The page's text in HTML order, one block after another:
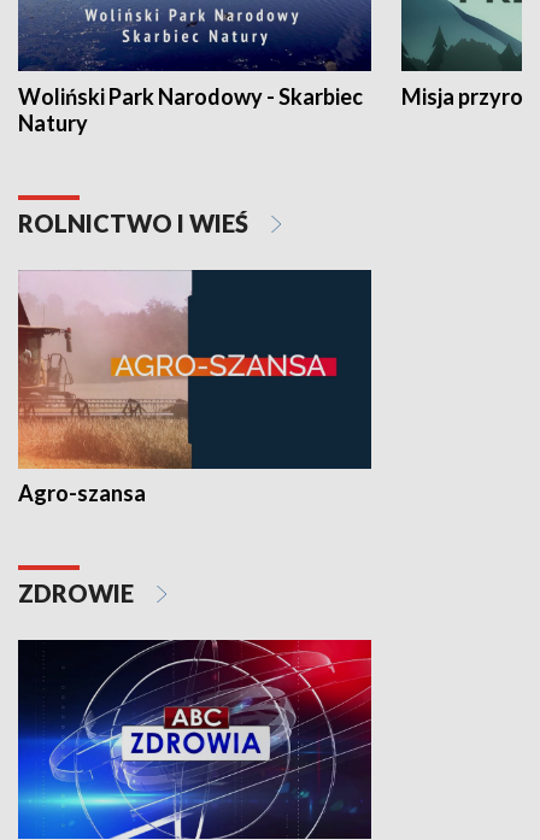
Woliński Park Narodowy - Skarbiec
Natury
Misja
ROLNICTWO I WIEŚ
Agro-szansa
ZDROWIE